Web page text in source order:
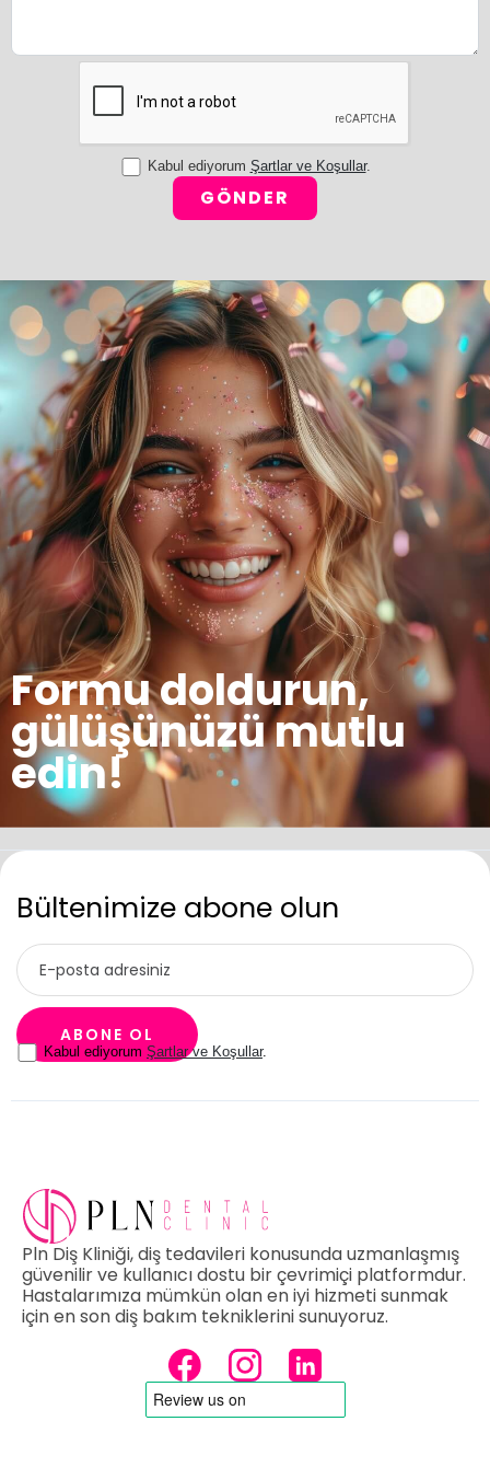
Formu doldurun,
gülüşünüzü mutlu
edin!
Kabul ediyorum Şartlar ve Koşullar.
Bültenimize abone olun
Kabul ediyorum Şartlar ve Koşullar.
Pln Diş Kliniği, diş tedavileri konusunda uzmanlaşmış
güvenilir ve kullanıcı dostu bir çevrimiçi platformdur.
Hastalarımıza mümkün olan en iyi hizmeti sunmak
için en son diş bakım tekniklerini sunuyoruz.